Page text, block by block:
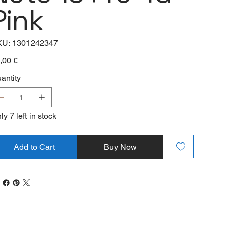
SKU
1301242347
1301242347
€
7 left in stock
Add to Cart Buy Now